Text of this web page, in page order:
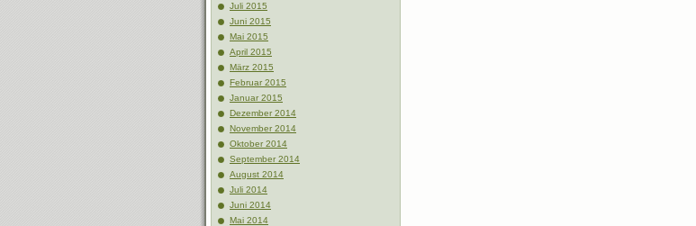
Juli 2015
Juni 2015
Mai 2015
April 2015
März 2015
Februar 2015
Januar 2015
Dezember 2014
November 2014
Oktober 2014
September 2014
August 2014
Juli 2014
Juni 2014
Mai 2014